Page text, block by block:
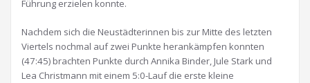
Führung erzielen konnte.
Nachdem sich die Neustädterinnen bis zur Mitte des letzten
Viertels nochmal auf zwei Punkte herankämpfen konnten
(47:45) brachten Punkte durch Annika Binder, Jule Stark und
Lea Christmann mit einem 5:0-Lauf die erste kleine